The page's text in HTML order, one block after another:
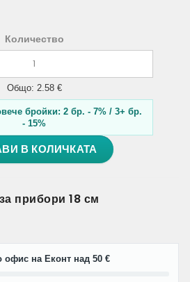
Количество
Общо: 2.58 €
бройки: 2 бр. - 7% / 3+ бр.
- 15%
В КОЛИЧКАТА
прибори 18 см
офис на Еконт над 50 €